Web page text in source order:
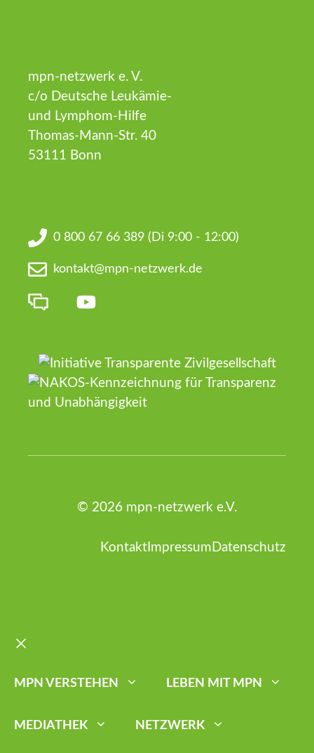
mpn-netzwerk e. V.
c/o Deutsche Leukämie-
und Lymphom-Hilfe
Thomas-Mann-Str. 40
53111 Bonn
0 800 67 66 389 (Di 9:00 - 12:00)
kontakt@mpn-netzwerk.de
© 2026 mpn-netzwerk e.V.
Kontakt Impressum Datenschutz
MPN VERSTEHEN
LEBEN MIT MPN
MEDIATHEK NETZWERK